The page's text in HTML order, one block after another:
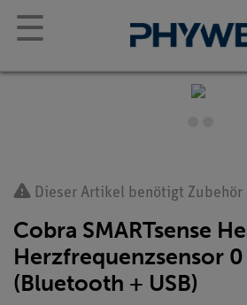
☰
Dieser Artikel benötigt Zubehör
Cobra SMARTsense
Herzfrequenzsensor
(Bluetooth + USB)